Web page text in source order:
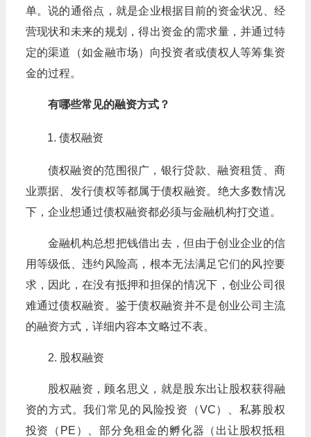
单。说的通俗点，就是企业根据目前的资金状况、经
营现状和未来的规划，得出资金的需求量，并通过特
定的渠道（如金融市场）向投资者或债权人等筹集资
金的过程。
有哪些常见的融资方式？
债权融资
债权融资的范围很广，银行贷款、融资租赁、商
业票据、发行债权等都属于债权融资。绝大多数情况
下，企业想通过债权融资都必须与金融机构打交道。
金融机构总想把钱借出去，但由于创业企业的信
用等级低、违约风险高，根本无法满足它们的风控要
求，因此，在没有抵押和担保的情况下，创业公司很
难通过债权融资。鉴于债权融资并不是创业公司主流
的融资方式，详细内容本文略过不表。
2. 股权融资
股权融资，顾名思义，就是股东出让股权获得融
资的方式。我们常见的风险投资（VC）、私募股权
投资（PE）、部分免租金的孵化器（出让股权抵租